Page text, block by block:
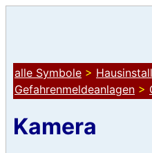
alle Symbole >
Gefahrenmeldeanlagen >
Kamera